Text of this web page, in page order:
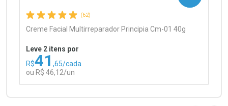
(62)
Creme Facial Multirreparador Principia Cm-01 40g
Leve 2 itens por
R$41 ,65/cada
ou R$ 46,12/un